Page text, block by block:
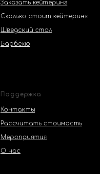
Заказать кейтеринг
Сколько стоит кейтеринг
Шведский стол
Барбекю
Поддержка
Контакты
Рассчитать стоимость
Мероприятия
О нас